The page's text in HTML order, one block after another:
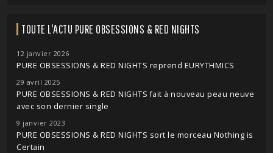
TOUTE L'ACTU PURE OBSESSIONS & RED NIGHTS
12 janvier 2026
PURE OBSESSIONS & RED NIGHTS reprend EURYTHMICS
29 avril 2025
PURE OBSESSIONS & RED NIGHTS fait à nouveau peau neuve
avec son dernier single
9 janvier 2023
PURE OBSESSIONS & RED NIGHTS sort le morceau Nothing is
Certain